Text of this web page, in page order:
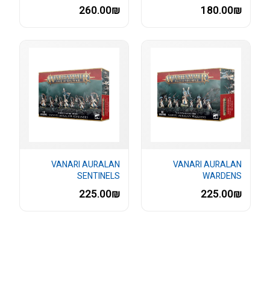
180.00₪
260.00₪
VANARI AURALAN
WARDENS
225.00₪
VANARI AURALAN
SENTINELS
225.00₪